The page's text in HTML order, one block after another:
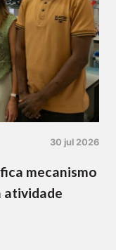
30 jul 2026
mecanismo
atividade